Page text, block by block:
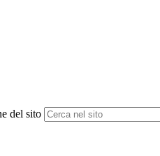
del sito